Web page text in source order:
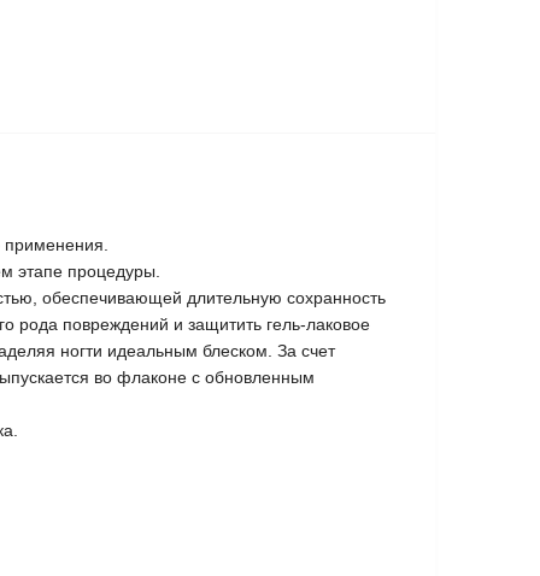
этапе процедуры.
обеспечивающей длительную сохранность
рода повреждений и защитить гель-лаковое
ногти идеальным блеском. За счет
во флаконе с обновленным